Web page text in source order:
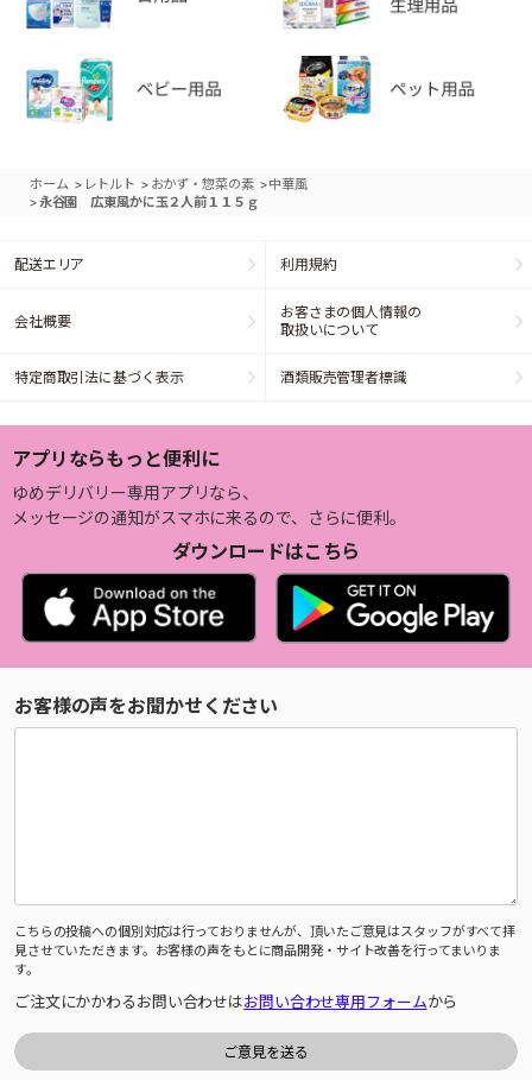
ホーム > レトルト > おかず・惣菜の素 >中華風
>永谷園 広東風かに玉２人前１１５ｇ
配送エリア 利用規約
会社概要
お客さまの個人情報の
取扱いについて
特定商取引法に基づく表示 酒類販売管理者標識
アプリならもっと便利に
ゆめデリバリー専用アプリなら、
メッセージの通知がスマホに来るので、さらに便利。
ダウンロードはこちら
お客様の声をお聞かせください
こちらの投稿への個別対応は行っておりませんが、頂いたご意見はスタッフがすべて拝
見させていただきます。お客様の声をもとに商品開発・サイト改善を行ってまいりま
す。
ご注文にかかわるお問い合わせはお問い合わせ専用フォームから